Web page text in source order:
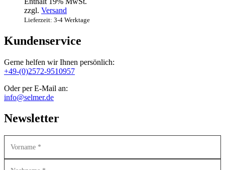
zzgl. Versand
Lieferzeit: 3-4 Werktage
Kundenservice
Gerne helfen wir Ihnen persönlich:
+49-(0)2572-9510957
Oder per E-Mail an:
info@selmer.de
Newsletter